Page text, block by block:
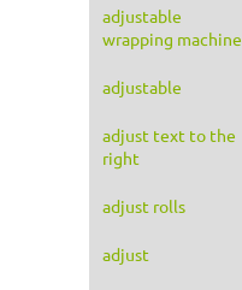
adjustable
wrapping machine
adjustable
adjust text to the
right
adjust rolls
adjust